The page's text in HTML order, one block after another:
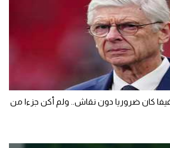
فيفا كان ضروريا دون نقاش.. ولم أكن جزءا من